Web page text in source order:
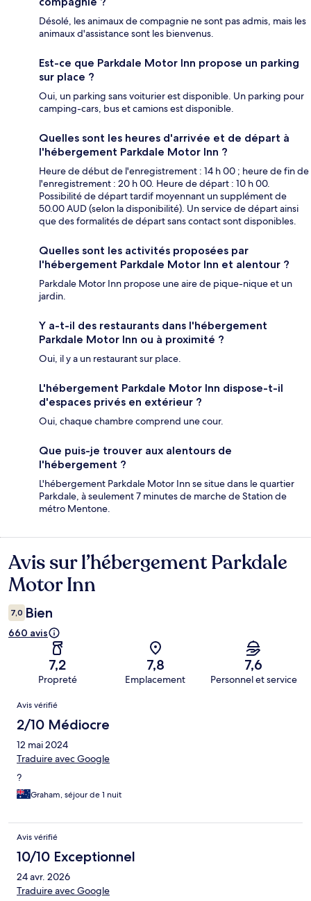
Désolé, les animaux de compagnie ne sont pas admis, mais les
animaux d'assistance sont les bienvenus.
Est-ce que Parkdale Motor Inn propose un parking
sur place ?
Oui, un parking sans voiturier est disponible. Un parking pour
camping-cars, bus et camions est disponible.
Quelles sont les heures d'arrivée et de départ à
l'hébergement Parkdale Motor Inn ?
Heure de début de l'enregistrement : 14 h 00 ; heure de fin de
l'enregistrement : 20 h 00. Heure de départ : 10 h 00.
Possibilité de départ tardif moyennant un supplément de
50.00 AUD (selon la disponibilité). Un service de départ ainsi
que des formalités de départ sans contact sont disponibles.
Quelles sont les activités proposées par
l'hébergement Parkdale Motor Inn et alentour ?
Parkdale Motor Inn propose une aire de pique-nique et un
jardin.
Y a-t-il des restaurants dans l'hébergement
Parkdale Motor Inn ou à proximité ?
Oui, il y a un restaurant sur place.
L'hébergement Parkdale Motor Inn dispose-t-il
d'espaces privés en extérieur ?
Oui, chaque chambre comprend une cour.
Que puis-je trouver aux alentours de
l'hébergement ?
L'hébergement Parkdale Motor Inn se situe dans le quartier
Parkdale, à seulement 7 minutes de marche de Station de
métro Mentone.
Avis
Avis sur l’hébergement Parkdale
Motor Inn
7,0 Bien
660 avis
7,2
Propreté
7,8
Emplacement
7,6
Personnel et service
Avis
Avis vérifié
2/10 Médiocre
12 mai 2024
Traduire avec Google
?
Graham, séjour de 1 nuit
Avis vérifié
10/10 Exceptionnel
24 avr. 2026
Traduire avec Google